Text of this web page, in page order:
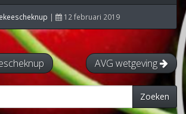
| 12 februari 2019
AVG wetgeving
Zoeken